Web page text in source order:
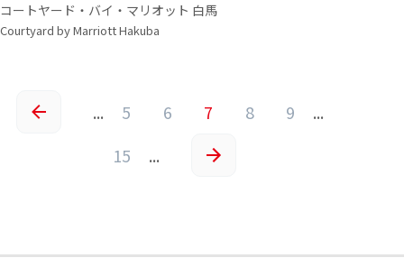
コートヤード・バイ・マリオット 白馬
Courtyard by Marriott Hakuba
« ... 5 6 7 8 9
...
15
... »